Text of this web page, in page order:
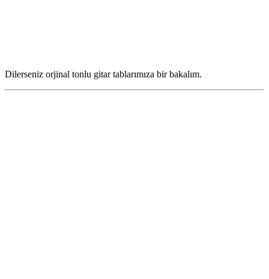
Dilerseniz orjinal tonlu gitar tablarımıza bir bakalım.